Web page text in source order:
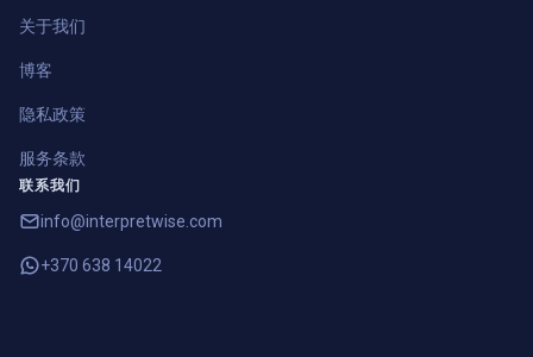
关于我们
博客
隐私政策
服务条款
联系我们
info@interpretwise.com
+370 638 14022